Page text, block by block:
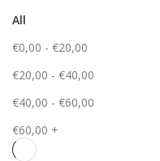
All
€0,00 - €20,00
€20,00 - €40,00
€40,00 - €60,00
€60,00 +